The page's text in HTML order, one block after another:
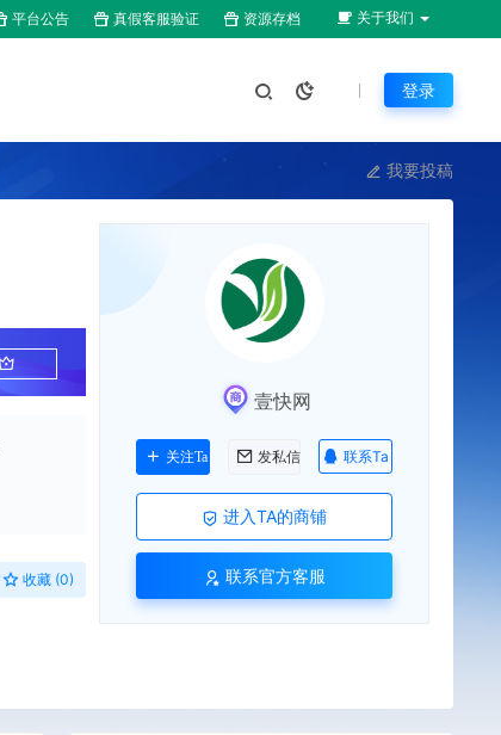
平台公告 真假客服验证 资源存档 关于我们
登录
我要投稿
收藏 (0)
壹快网
关注Ta 发私信 联系Ta
进入TA的商铺
联系官方客服